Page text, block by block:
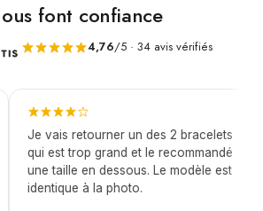
font confiance
4,76/5 · 34 avis vérifiés
Je vais retourner un des 2 bracelets
qui est trop grand et le recommandé
une taille en dessous. Le modèle est
identique à la photo.